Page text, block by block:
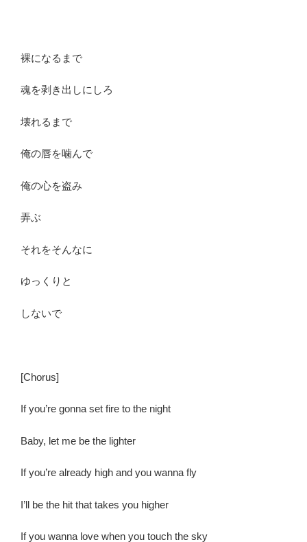
裸になるまで
魂を剥き出しにしろ
壊れるまで
俺の唇を噛んで
俺の心を盗み
弄ぶ
それをそんなに
ゆっくりと
しないで
[Chorus]
If you’re gonna set fire to the night
Baby, let me be the lighter
If you’re already high and you wanna fly
I’ll be the hit that takes you higher
If you wanna love when you touch the sky